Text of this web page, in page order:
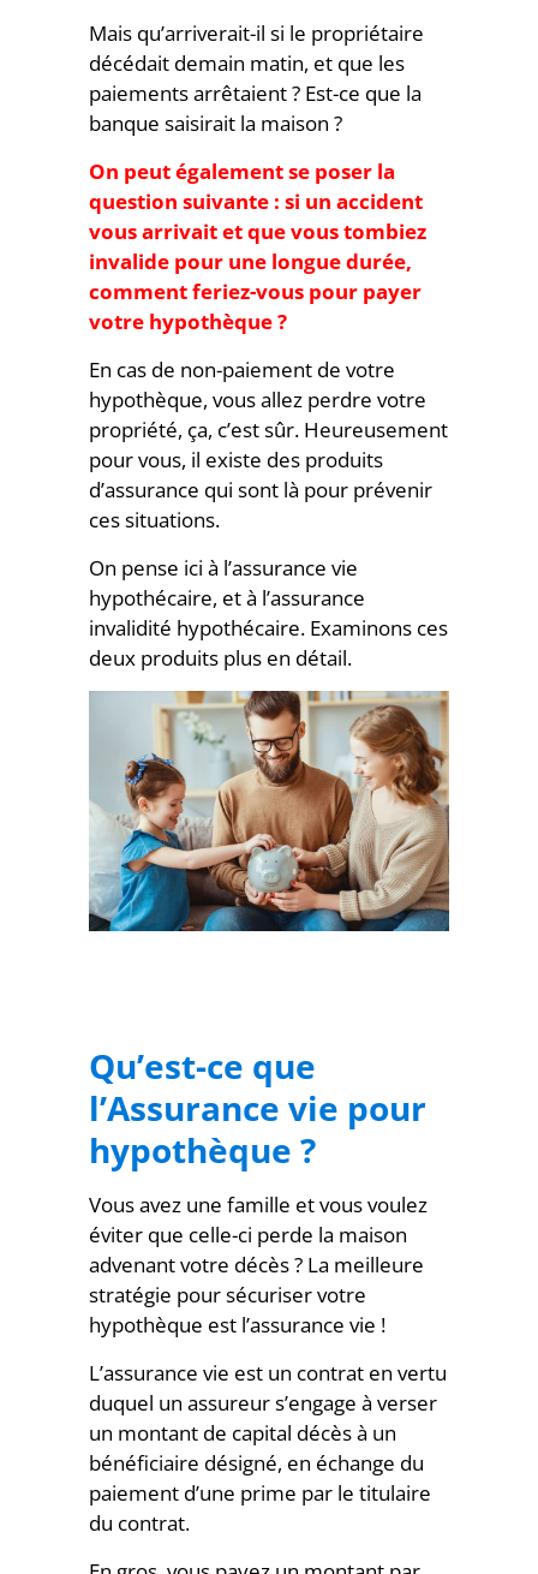
Mais qu’arriverait-il si le propriétaire
décédait demain matin, et que les
paiements arrêtaient ? Est-ce que la
banque saisirait la maison ?
On peut également se poser la
question suivante : si un accident
vous arrivait et que vous tombiez
invalide pour une longue durée,
comment feriez-vous pour payer
votre hypothèque ?
En cas de non-paiement de votre
hypothèque, vous allez perdre votre
propriété, ça, c’est sûr. Heureusement
pour vous, il existe des produits
d’assurance qui sont là pour prévenir
ces situations.
On pense ici à l’assurance vie
hypothécaire, et à l’assurance
invalidité hypothécaire. Examinons ces
deux produits plus en détail.
Qu’est-ce que
l’Assurance vie pour
hypothèque ?
Vous avez une famille et vous voulez
éviter que celle-ci perde la maison
advenant votre décès ? La meilleure
stratégie pour sécuriser votre
hypothèque est l’assurance vie !
L’assurance vie est un contrat en vertu
duquel un assureur s’engage à verser
un montant de capital décès à un
bénéficiaire désigné, en échange du
paiement d’une prime par le titulaire
du contrat.